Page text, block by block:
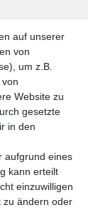
habe. Meine
auf unserer
von
um z.B.
Website zu
gesetzte
in den
aufgrund eines
kann erteilt
einzuwilligen
zu ändern oder